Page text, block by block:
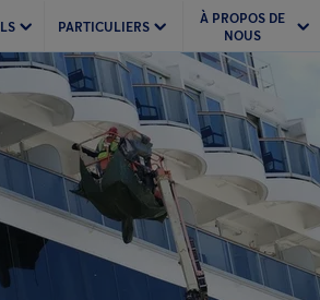
PARTICULIERS
À PROPOS DE
NOUS